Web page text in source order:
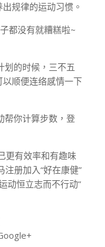
规律的运动习惯。
都没有就糟糕啦~
划的时候，三不五
顺便连络感情一下
帮你计算步数，登
更有效率和有趣味
册加入“好在康健”
动恒立志而不行动”